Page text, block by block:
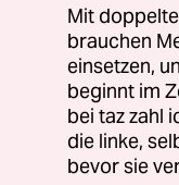
vor einem
und Appetit auf
Straße. Und die
wäre.
ich das
Mit
brauchen
einsetzen,
beginnt im
bei taz zahl
die linke,
bevor sie